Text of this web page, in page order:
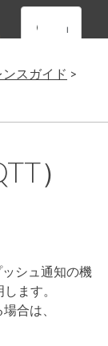
ンスガイド
）
シュ通知の機
ます。
合は、